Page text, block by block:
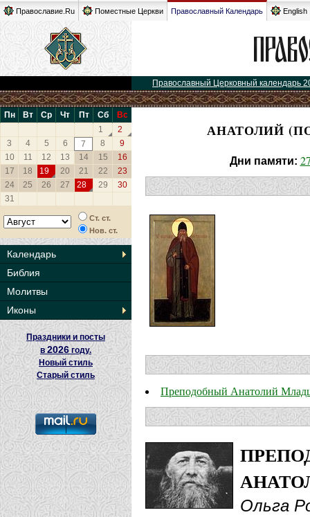
Православие.Ru Поместные Церкви Православный Календарь English
Православный Церковный календарь
Пн Вт Ср Чт Пт Сб
Вс
1
2
3
4 5 6 7 8
9
10
11 12 13 14 15
16
17
18 19 20 21 22
23
24
25 26 27 28 29
30
31
Ст. ст.
Нов. ст.
Календарь
Библия
Молитвы
Иконы
Праздники и посты
в2026 году.
Новый стиль
Старый стиль
АНАТОЛИЙ
Дни памяти:
Преподобный Анатолий
Ольга